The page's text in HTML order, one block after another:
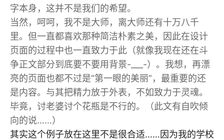
字本身，这并不是我们的希望。
当然，呵呵，我不是大师，离大师还有十万八千
里。但一直都喜欢那种简洁朴素之美，因此在设计
页面的过程中也一直致力于此（就像我现在还在斗
争正文部分到底要不要用背景-___-）。我想，再漂
亮的页面也都不过是“第一眼的美丽”，最重要的还
是内容。与其把精力放于外表，不如致力于灵魂。
毕竟，讨老婆讨个花瓶是不行的。（此文有自吹倾
向的说……）
其实这个例子放在这里不是很合适……因为我的学校